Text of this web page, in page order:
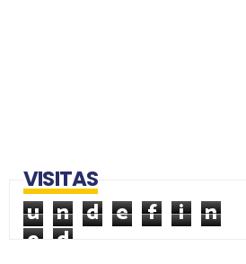
VISITAS
u n d e f i n
e d